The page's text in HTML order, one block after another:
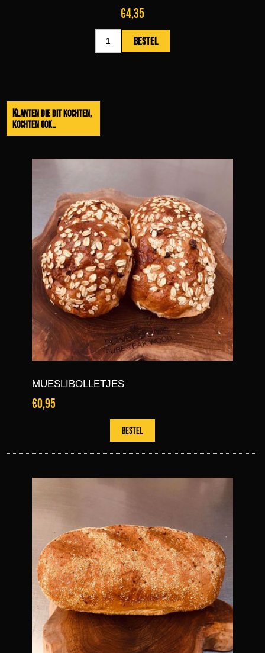
€4,35
Klanten die dit kochten,
kochten ook..
MUESLIBOLLETJES
€0,95